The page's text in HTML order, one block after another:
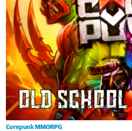
Corepunk MMORPG